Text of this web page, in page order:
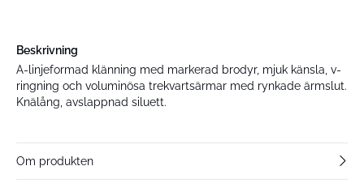
Beskrivning
A-linjeformad klänning med markerad brodyr, mjuk känsla, v-
ringning och voluminösa trekvartsärmar med rynkade ärmslut.
Knälång, avslappnad siluett.
Om produkten